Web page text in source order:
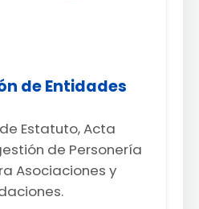
de Entidades
Estatuto, Acta
de Personería
Asociaciones y